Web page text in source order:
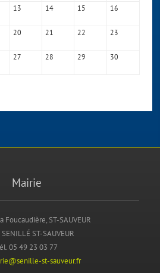
13 14 15 16
20 21 22 23
27 28 29 30
Mairie
Foucaudière, ST-SAUVEUR
ST-SAUVEUR
05 49 23 03 77
st-sauveur.fr